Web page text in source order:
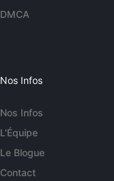
DMCA
Nos Infos
Nos Infos
L'Équipe
Le Blogue
Contact